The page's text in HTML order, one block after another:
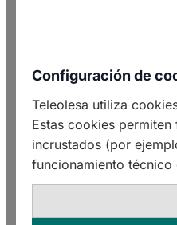
Configuración de
Teleolesa utiliza
Estas cookies
incrustados (por
funcionamiento